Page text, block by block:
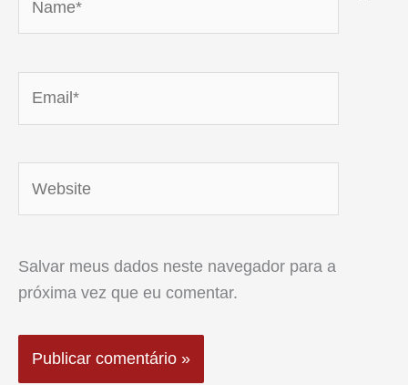
Salvar meus dados neste navegador para a
próxima vez que eu comentar.